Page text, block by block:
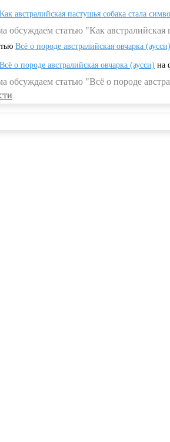
Как австралийская пастушья собака стала
обсуждаем статью "Как
Всё о породе австралийская овчарка (аусси)
Всё о породе австралийская овчарка (аусси) на
обсуждаем статью "Всё о породе